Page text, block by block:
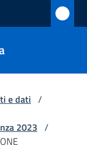
e dati /
2023 /